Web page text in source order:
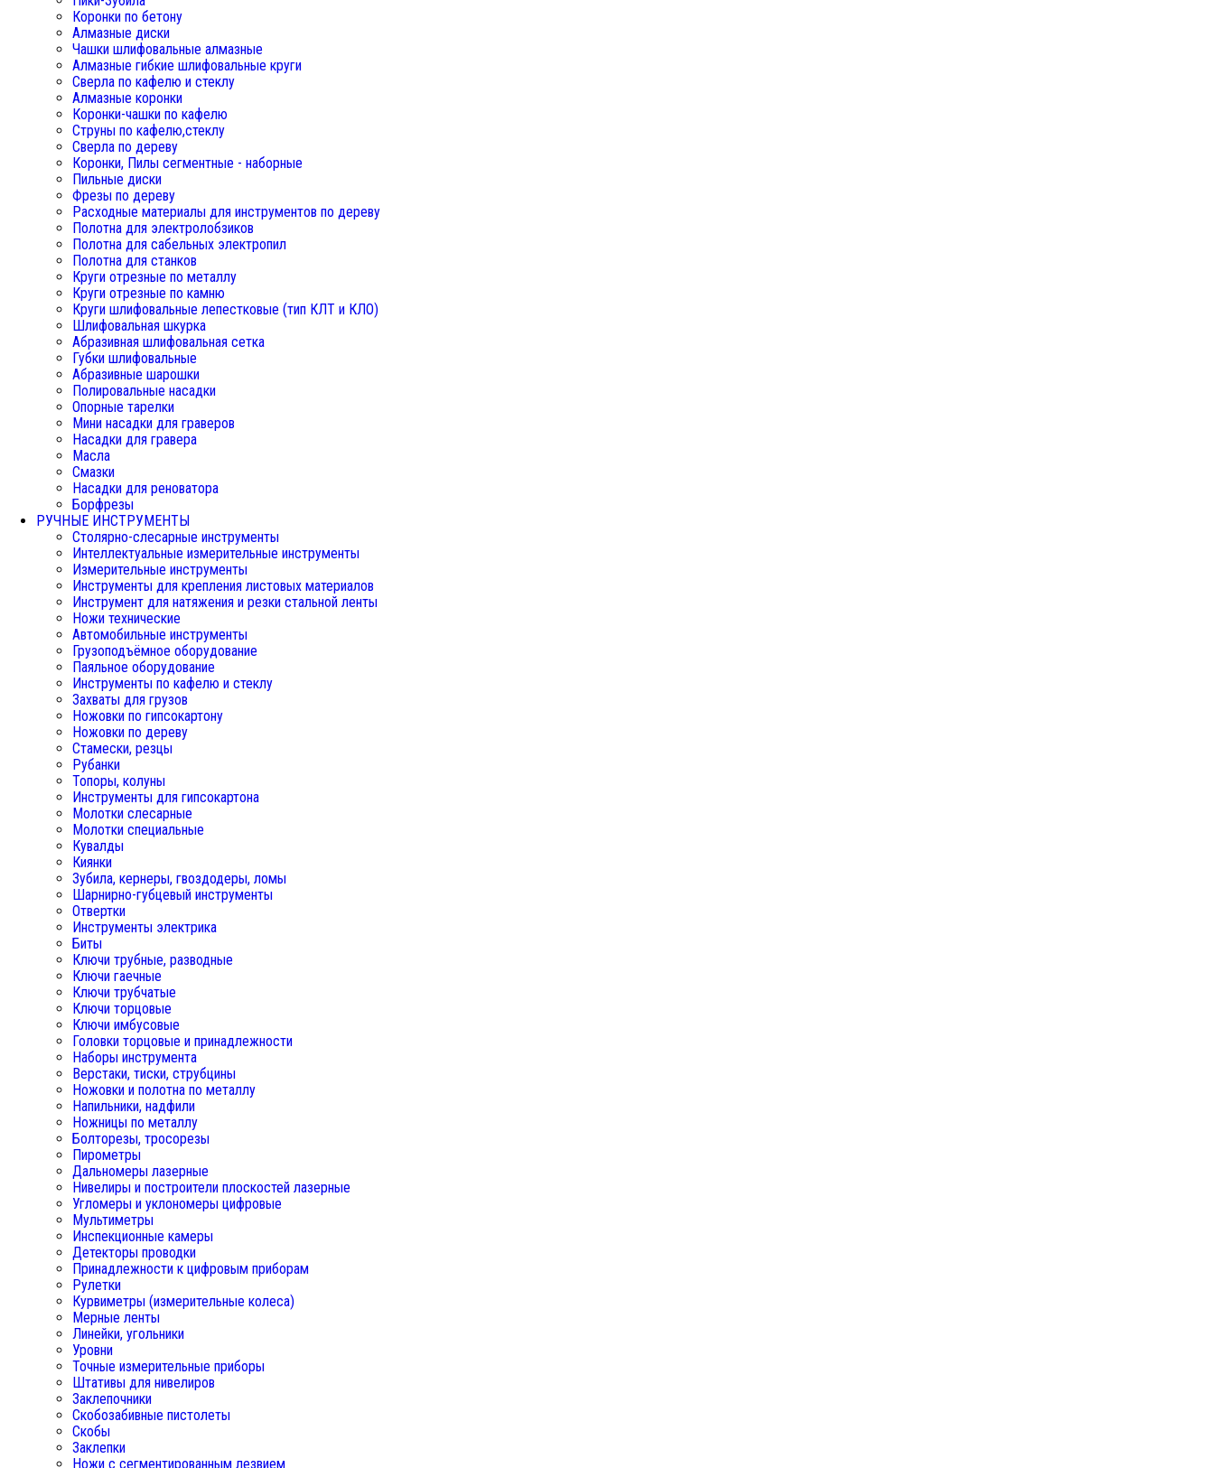
Коронки по бетону
Алмазные диски
Чашки шлифовальные алмазные
Алмазные гибкие шлифовальные круги
Сверла по кафелю и стеклу
Алмазные коронки
Коронки-чашки по кафелю
Струны по кафелю,стеклу
Сверла по дереву
Коронки, Пилы сегментные - наборные
Пильные диски
Фрезы по дереву
Расходные материалы для инструментов по дереву
Полотна для электролобзиков
Полотна для сабельных электропил
Полотна для станков
Круги отрезные по металлу
Круги отрезные по камню
Круги шлифовальные лепестковые (тип КЛТ и КЛО)
Шлифовальная шкурка
Абразивная шлифовальная сетка
Губки шлифовальные
Абразивные шарошки
Полировальные насадки
Опорные тарелки
Мини насадки для граверов
Насадки для гравера
Масла
Смазки
Насадки для реноватора
Борфрезы
РУЧНЫЕ ИНСТРУМЕНТЫ
Столярно-слесарные инструменты
Интеллектуальные измерительные инструменты
Измерительные инструменты
Инструменты для крепления листовых материалов
Инструмент для натяжения и резки стальной ленты
Ножи технические
Автомобильные инструменты
Грузоподъёмное оборудование
Паяльное оборудование
Инструменты по кафелю и стеклу
Захваты для грузов
Ножовки по гипсокартону
Ножовки по дереву
Стамески, резцы
Рубанки
Топоры, колуны
Инструменты для гипсокартона
Молотки слесарные
Молотки специальные
Кувалды
Киянки
Зубила, кернеры, гвоздодеры, ломы
Шарнирно-губцевый инструменты
Отвертки
Инструменты электрика
Биты
Ключи трубные, разводные
Ключи гаечные
Ключи трубчатые
Ключи торцовые
Ключи имбусовые
Головки торцовые и принадлежности
Наборы инструмента
Верстаки, тиски, струбцины
Ножовки и полотна по металлу
Напильники, надфили
Ножницы по металлу
Болторезы, тросорезы
Пирометры
Дальномеры лазерные
Нивелиры и построители плоскостей лазерные
Угломеры и уклономеры цифровые
Мультиметры
Инспекционные камеры
Детекторы проводки
Принадлежности к цифровым приборам
Рулетки
Курвиметры (измерительные колеса)
Мерные ленты
Линейки, угольники
Уровни
Точные измерительные приборы
Штативы для нивелиров
Заклепочники
Скобозабивные пистолеты
Скобы
Заклепки
Ножи с сегментированным лезвием